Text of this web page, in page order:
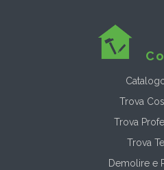
Trova
Trova
Trova
Demolire e